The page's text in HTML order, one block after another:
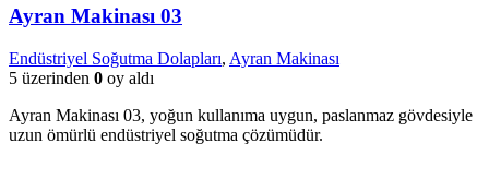
Ayran Makinası 03
Endüstriyel Soğutma Dolapları, Ayran Makinası
5 üzerinden 0 oy aldı
Ayran Makinası 03, yoğun kullanıma uygun, paslanmaz gövdesiyle
uzun ömürlü endüstriyel soğutma çözümüdür.